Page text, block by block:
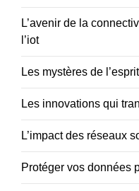
L’avenir de la
l’iot
Les mystères de
Les innovations qui
L’impact des réseaux
Protéger vos données